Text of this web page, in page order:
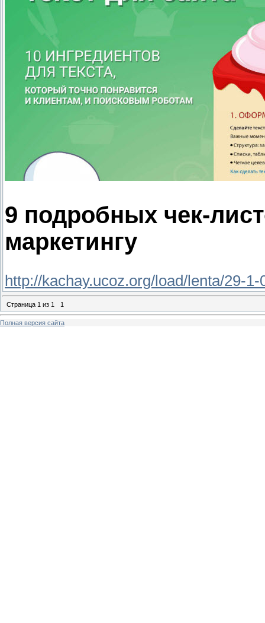
9 подробных чек-
маркетингу
http://kachay.ucoz.org/load/lenta/29-
Страница 1 из 1 1
Полная версия сайта